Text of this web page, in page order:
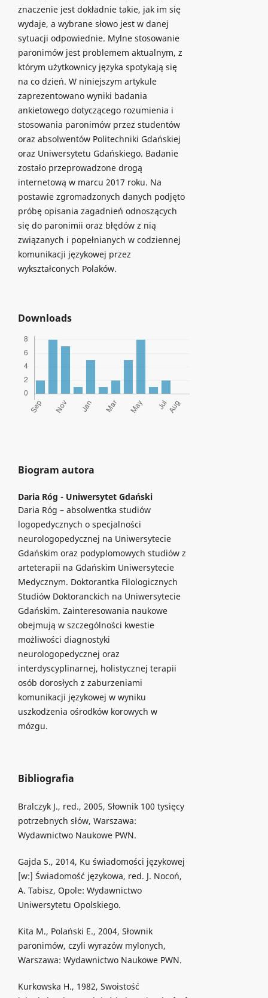
znaczenie jest dokładnie takie, jak im się
wydaje, a wybrane słowo jest w danej
sytuacji odpowiednie. Mylne stosowanie
paronimów jest problemem aktualnym, z
którym użytkownicy języka spotykają się
na co dzień. W niniejszym artykule
zaprezentowano wyniki badania
ankietowego dotyczącego rozumienia i
stosowania paronimów przez studentów
oraz absolwentów Politechniki Gdańskiej
oraz Uniwersytetu Gdańskiego. Badanie
zostało przeprowadzone drogą
internetową w marcu 2017 roku. Na
postawie zgromadzonych danych podjęto
próbę opisania zagadnień odnoszących
się do paronimii oraz błędów z nią
związanych i popełnianych w codziennej
komunikacji językowej przez
wykształconych Polaków.
Downloads
Biogram autora
Daria Róg - Uniwersytet Gdański
Daria Róg – absolwentka studiów
logopedycznych o specjalności
neurologopedycznej na Uniwersytecie
Gdańskim oraz podyplomowych studiów z
arteterapii na Gdańskim Uniwersytecie
Medycznym. Doktorantka Filologicznych
Studiów Doktoranckich na Uniwersytecie
Gdańskim. Zainteresowania naukowe
obejmują w szczególności kwestie
możliwości diagnostyki
neurologopedycznej oraz
interdyscyplinarnej, holistycznej terapii
osób dorosłych z zaburzeniami
komunikacji językowej w wyniku
uszkodzenia ośrodków korowych w
mózgu.
Bibliografia
Bralczyk J., red., 2005, Słownik 100 tysięcy
potrzebnych słów, Warszawa:
Wydawnictwo Naukowe PWN.
Gajda S., 2014, Ku świadomości językowej
[w:] Świadomość językowa, red. J. Nocoń,
A. Tabisz, Opole: Wydawnictwo
Uniwersytetu Opolskiego.
Kita M., Polański E., 2004, Słownik
paronimów, czyli wyrazów mylonych,
Warszawa: Wydawnictwo Naukowe PWN.
Kurkowska H., 1982, Swoistość